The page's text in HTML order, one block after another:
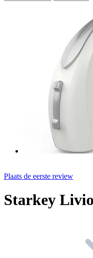
Plaats de eerste review
Starkey